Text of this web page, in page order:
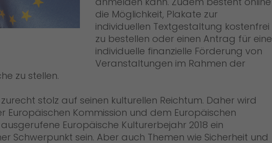
die Möglichkeit, Plakate zur
individuellen Textgestaltung kostenfrei
zu bestellen oder einen Antrag für eine
individuelle finanzielle Förderung von
Veranstaltungen im Rahmen der
zu stellen.
stolz auf seinen kulturellen Reichtum. Daher wird
Europäischen Kommission und dem Europäischen
Europäische Kulturerbejahr 2018 ein
Schwerpunkt sein. Aber auch Themen wie Sicherheit und